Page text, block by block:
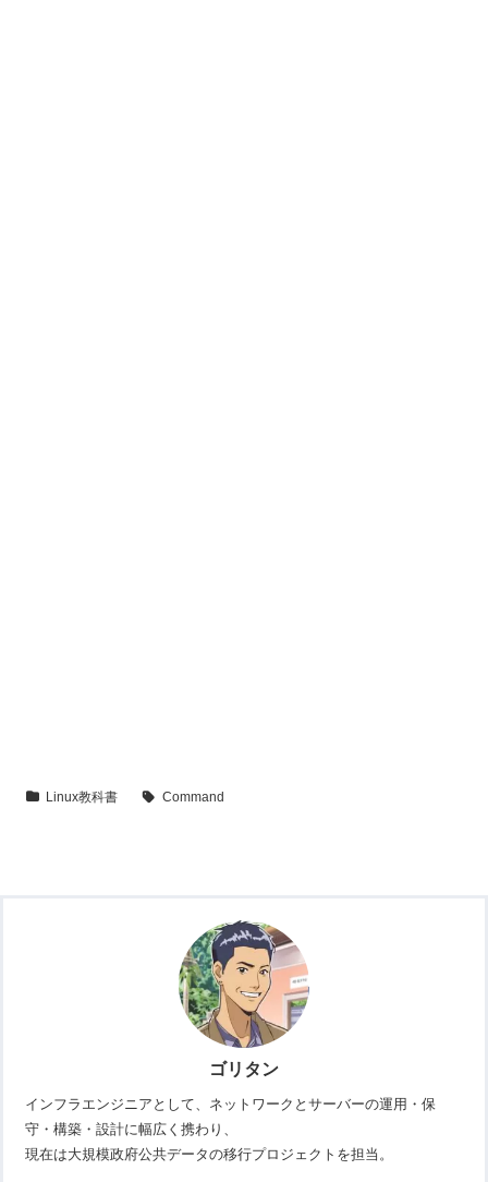
Linux教科書 Command
ゴリタン
インフラエンジニアとして、ネットワークとサーバーの運用・保
守・構築・設計に幅広く携わり、
現在は大規模政府公共データの移行プロジェクトを担当。